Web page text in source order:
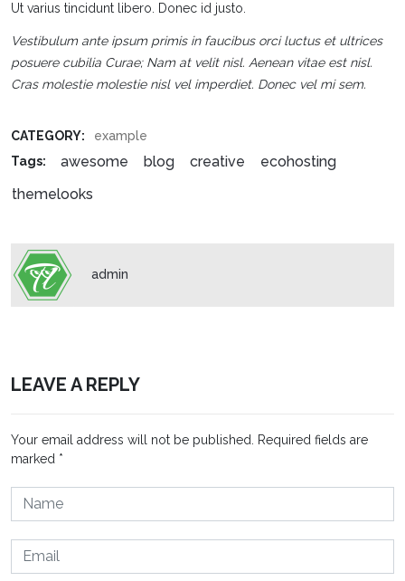
Ut varius tincidunt libero. Donec id justo.
Vestibulum ante ipsum primis in faucibus orci luctus et ultrices
posuere cubilia Curae; Nam at velit nisl. Aenean vitae est nisl.
Cras molestie molestie nisl vel imperdiet. Donec vel mi sem.
CATEGORY:
example
Tags:
awesome blog creative
ecohosting
themelooks
admin
LEAVE A REPLY
Your email address will not be published.
Required fields are
marked *